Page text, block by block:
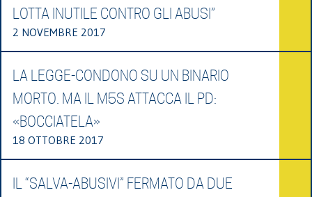
LOTTA INUTILE CONTRO GLI ABUSI”
2 NOVEMBRE 2017
LA LEGGE-CONDONO SU UN BINARIO
MORTO. MA IL M5S ATTACCA IL PD:
«BOCCIATELA»
18 OTTOBRE 2017
IL “SALVA-ABUSIVI” FERMATO DA DUE